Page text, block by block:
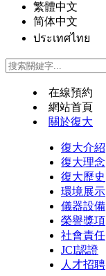
繁體中文
简体中文
ประเทศไทย
在線預約
網站首頁
關於復大
復大介紹
復大理念
復大歷史
環境展示
儀器設備
榮譽獎項
社會責任
JCI認證
人才招聘